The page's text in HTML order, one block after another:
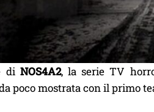
diNOS4A2, la serie TV
poco mostrata con il primo